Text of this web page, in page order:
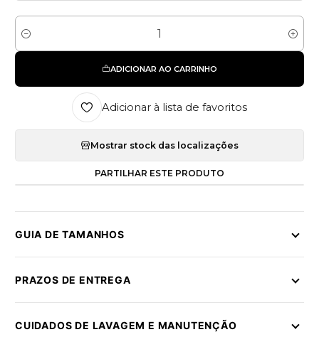
Quantidade
ADICIONAR AO CARRINHO
Adicionar à lista de favoritos
Mostrar stock das localizações
PARTILHAR ESTE PRODUTO
GUIA DE TAMANHOS
PRAZOS DE ENTREGA
CUIDADOS DE LAVAGEM E MANUTENÇÃO